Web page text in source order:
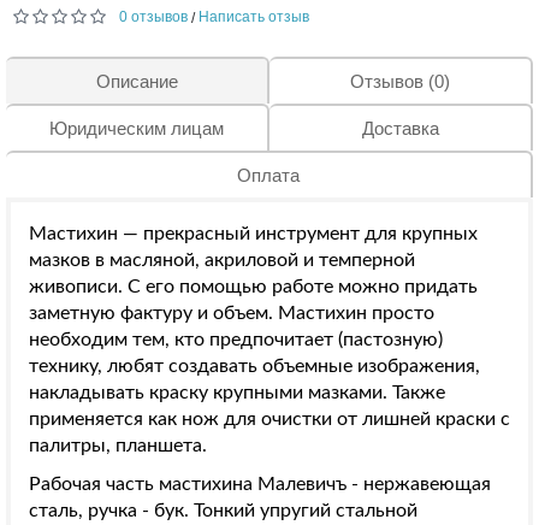
0 отзывов / Написать отзыв
Описание Отзывов (0)
Юридическим лицам Доставка
Оплата
Мастихин — прекрасный инструмент для крупных
мазков в масляной, акриловой и темперной
живописи. С его помощью работе можно придать
заметную фактуру и объем. Мастихин просто
необходим тем, кто предпочитает (пастозную)
технику, любят создавать объемные изображения,
накладывать краску крупными мазками. Также
применяется как нож для очистки от лишней краски с
палитры, планшета.
Рабочая часть мастихина Малевичъ - нержавеющая
сталь, ручка - бук. Тонкий упругий стальной